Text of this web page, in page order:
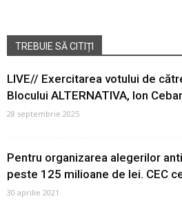
TREBUIE SĂ CITIȚI
LIVE// Exercitarea votului de
Blocului ALTERNATIVA, Ion
28 septembrie 2025
Pentru organizarea alegerilor
peste 125 milioane de lei. CEC
30 aprilie 2021